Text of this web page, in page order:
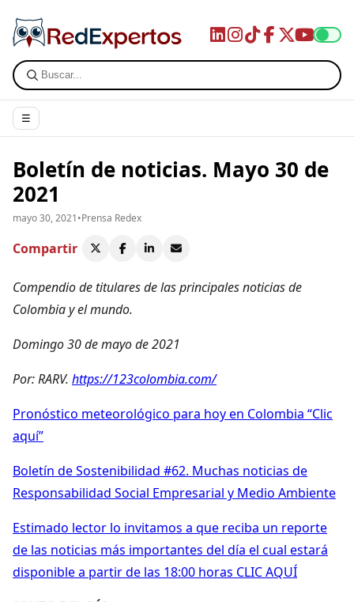
☰
Boletín de noticias. Mayo 30 de
2021
mayo 30, 2021•Prensa Redex
Compartir
Compendio de titulares de las principales noticias de
Colombia y el mundo.
Domingo 30 de mayo de 2021
Por: RARV. https://123colombia.com/
Pronóstico meteorológico para hoy en Colombia “Clic
aquí”
Boletín de Sostenibilidad #62. Muchas noticias de
Responsabilidad Social Empresarial y Medio Ambiente
Estimado lector lo invitamos a que reciba un reporte
de las noticias más importantes del día el cual estará
disponible a partir de las 18:00 horas CLIC AQUÍ